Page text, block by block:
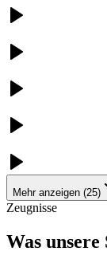
Mehr anzeigen (25)
Zeugnisse
Was unsere